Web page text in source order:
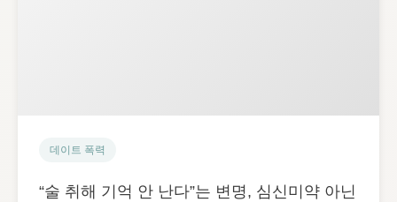
데이트 폭력
“술 취해 기억 안 난다”는 변명, 심신미약 아닌